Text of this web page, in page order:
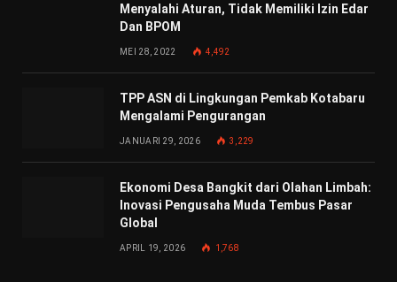
Menyalahi Aturan, Tidak Memiliki Izin Edar
Dan BPOM
MEI 28, 2022 4,492
TPP ASN di Lingkungan Pemkab Kotabaru
Mengalami Pengurangan
JANUARI 29, 2026 3,229
Ekonomi Desa Bangkit dari Olahan Limbah:
Inovasi Pengusaha Muda Tembus Pasar
Global
APRIL 19, 2026 1,768